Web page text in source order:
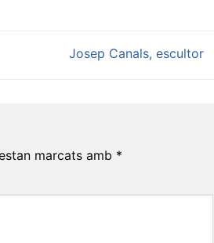
Josep Canals, escultor
marcats amb *